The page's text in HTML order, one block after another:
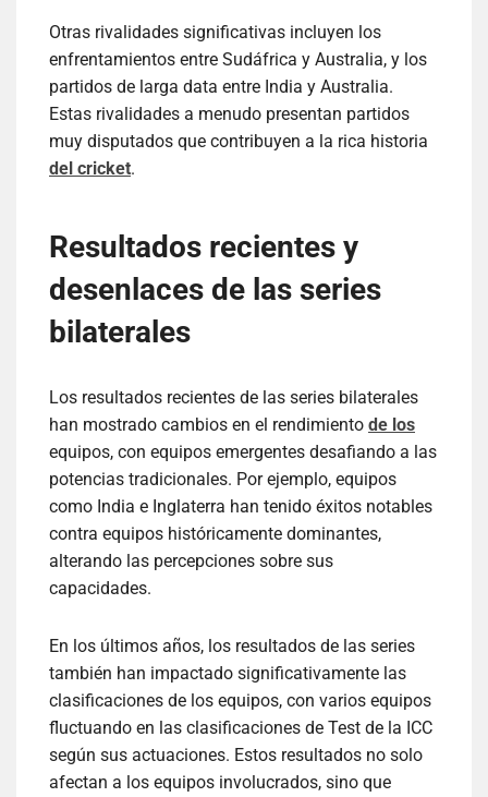
Otras rivalidades significativas incluyen los
enfrentamientos entre Sudáfrica y Australia, y los
partidos de larga data entre India y Australia.
Estas rivalidades a menudo presentan partidos
muy disputados que contribuyen a la rica historia
del cricket.
Resultados recientes y
desenlaces de las series
bilaterales
Los resultados recientes de las series bilaterales
han mostrado cambios en el rendimiento de los
equipos, con equipos emergentes desafiando a las
potencias tradicionales. Por ejemplo, equipos
como India e Inglaterra han tenido éxitos notables
contra equipos históricamente dominantes,
alterando las percepciones sobre sus
capacidades.
En los últimos años, los resultados de las series
también han impactado significativamente las
clasificaciones de los equipos, con varios equipos
fluctuando en las clasificaciones de Test de la ICC
según sus actuaciones. Estos resultados no solo
afectan a los equipos involucrados, sino que